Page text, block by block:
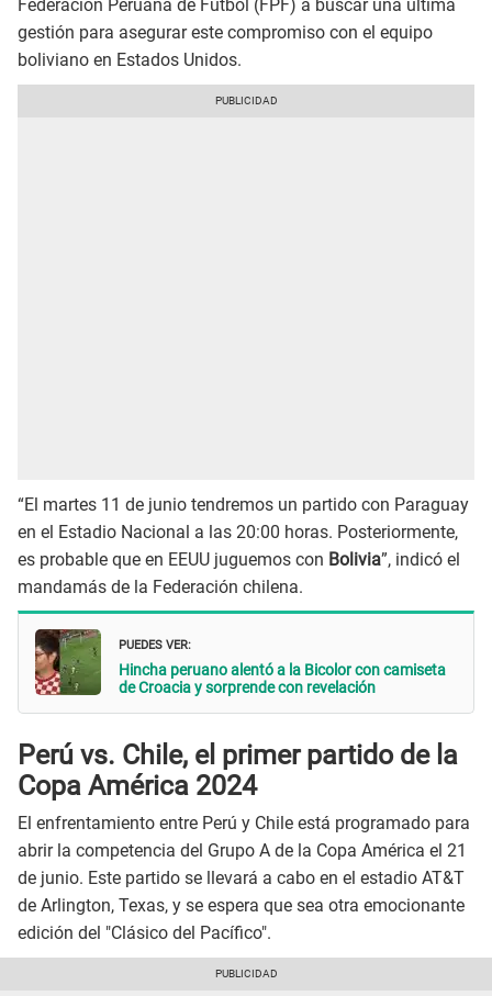
Federación Peruana de Fútbol (FPF) a buscar una última
gestión para asegurar este compromiso con el equipo
boliviano en Estados Unidos.
“El martes 11 de junio tendremos un partido con Paraguay
en el Estadio Nacional a las 20:00 horas. Posteriormente,
es probable que en EEUU juguemos con Bolivia”, indicó el
mandamás de la Federación chilena.
PUEDES VER:
Hincha peruano alentó a la Bicolor con camiseta
de Croacia y sorprende con revelación
Perú vs. Chile, el primer partido de la
Copa América 2024
El enfrentamiento entre Perú y Chile está programado para
abrir la competencia del Grupo A de la Copa América el 21
de junio. Este partido se llevará a cabo en el estadio AT&T
de Arlington, Texas, y se espera que sea otra emocionante
edición del "Clásico del Pacífico".